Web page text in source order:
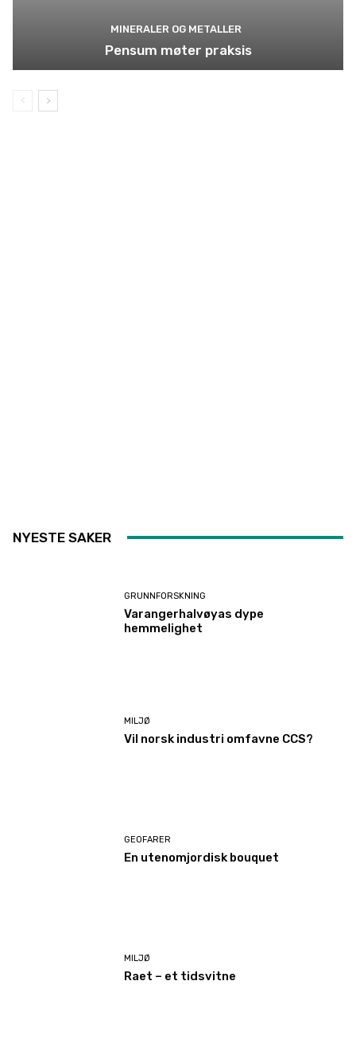
MINERALER OG METALLER
Pensum møter praksis
NYESTE SAKER
GRUNNFORSKNING
Varangerhalvøyas dype
hemmelighet
MILJØ
Vil norsk industri omfavne CCS?
GEOFARER
En utenomjordisk bouquet
MILJØ
Raet – et tidsvitne